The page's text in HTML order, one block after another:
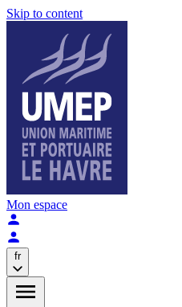
Skip to content
Mon espace
fr